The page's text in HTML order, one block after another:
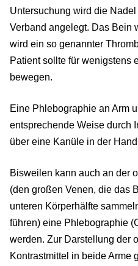
Untersuchung wird die
Verband angelegt. Das Bein
wird ein so genannter
Patient sollte für wenigstens
bewegen.
Eine Phlebographie an Arm
entsprechende Weise durch
über eine Kanüle in der
Bisweilen kann auch an der
(den großen Venen, die das
unteren Körperhälfte
führen) eine Phlebographie
werden. Zur Darstellung der
Kontrastmittel in beide Arme